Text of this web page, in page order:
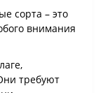
сорта – это
внимания
требуют